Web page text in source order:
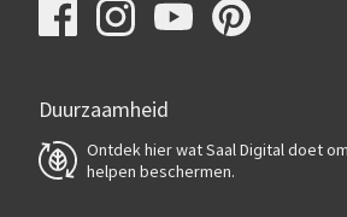
Duurzaamheid
Ontdek hier wat Saal Digital doet
helpen beschermen.